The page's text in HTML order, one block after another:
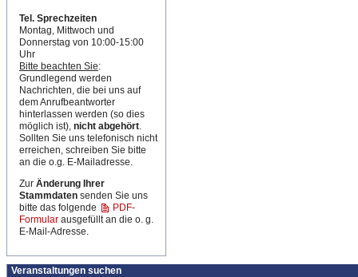
Tel. Sprechzeiten
Montag, Mittwoch und
Donnerstag von 10:00-15:00
Uhr
Bitte beachten Sie:
Grundlegend werden
Nachrichten, die bei uns auf
dem Anrufbeantworter
hinterlassen werden (so dies
möglich ist), nicht abgehört.
Sollten Sie uns telefonisch nicht
erreichen, schreiben Sie bitte
an die o.g. E-Mailadresse.
Zur Änderung Ihrer
Stammdaten senden Sie uns
bitte das folgende
PDF-
Formular ausgefüllt an die o. g.
E-Mail-Adresse.
Veranstaltungen suchen